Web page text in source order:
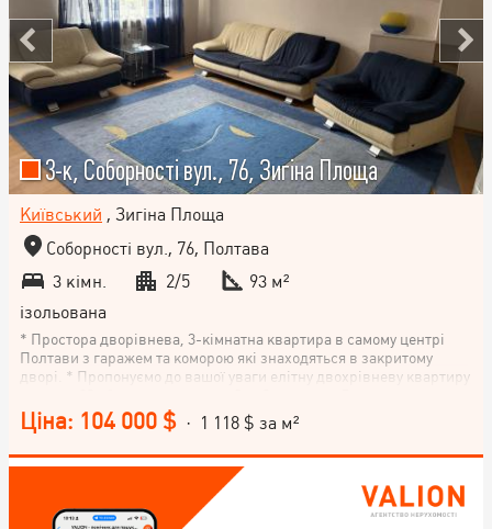
3-к, Соборності вул., 76, Зигіна Площа
Київський , Зигіна Площа
Соборності вул., 76, Полтава
3 кімн.
2/5
93 м²
ізольована
* Простора дворівнева, 3-кімнатна квартира в самому центрі
Полтави з гаражем та коморою які знаходяться в закритому
дворі. * Пропонуємо до вашої уваги елітну двохрівневу квартиру
будинку в історичному центрі Полтави * Планування та ремонт: •
Простора вітальня, велика кухня,дві окремі спальні, два
санвузли,гардеробні. • Зроблено сучасний якісний євроремонт
із використанням дорогих матеріалів. • Встановлено
індивідуальне газове опалення — контроль температури та
економія витрат. • Квартира повністю мебльована дуже
Ціна: 104 000 $ · 1 118 $ за м²